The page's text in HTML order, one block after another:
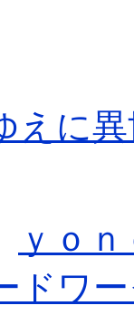
えに
ｙｏ
ドワ